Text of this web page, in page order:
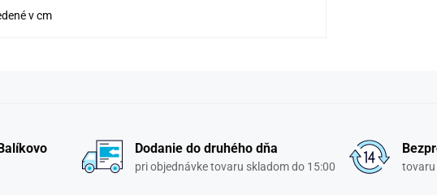
v cm
Dodanie do druhého dňa
pri objednávke tovaru skladom do 15:00 tovaru